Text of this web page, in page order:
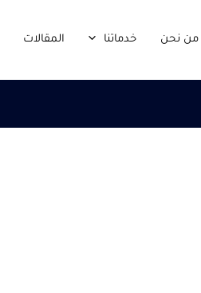
من نحن خدماتنا المقالات